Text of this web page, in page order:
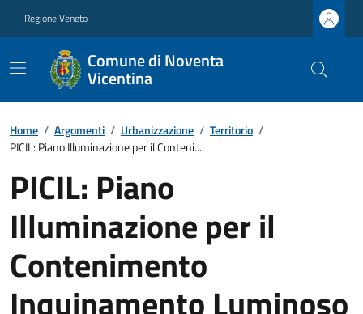
Regione Veneto
Comune di Noventa
Vicentina
Home / Argomenti / Urbanizzazione / Territorio /
PICIL: Piano Illuminazione per il Conteni...
PICIL: Piano
Illuminazione per il
Contenimento
Inquinamento Luminoso